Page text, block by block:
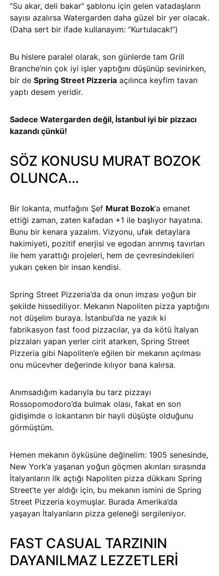
“Su akar, deli bakar” şablonu için gelen vatadaşların
sayısı azalırsa Watergarden daha güzel bir yer olacak.
(Daha sert bir ifade kullanayım: “Kurtulacak!”)
Bu hislere paralel olarak, son günlerde tam Grill
Branche’nin çok iyi işler yaptığını düşünüp sevinirken,
bir de Spring Street Pizzeria açılınca keyfim tavan
yaptı desem yeridir.
Sadece Watergarden değil, İstanbul iyi bir pizzacı
kazandı çünkü!
SÖZ KONUSU MURAT BOZOK
OLUNCA…
Bir lokanta, mutfağını Şef Murat Bozok‘a emanet
ettiği zaman, zaten kafadan +1 ile başlıyor hayatına.
Bunu bir kenara yazalım. Vizyonu, ufak detaylara
hakimiyeti, pozitif enerjisi ve egodan arınmış tavırları
ile hem yarattığı projeleri, hem de çevresindekileri
yukarı çeken bir insan kendisi.
Spring Street Pizzeria’da da onun imzası yoğun bir
şekilde hissediliyor. Mekanın Napoliten pizza yaptığını
not düşelim buraya. İstanbul’da ne yazık ki
fabrikasyon fast food pizzacılar, ya da kötü İtalyan
pizzaları yapan yerler cirit atarken, Spring Street
Pizzeria gibi Napoliten’e eğilen bir mekanın açılması
onu mücevher değerinde kılıyor bana kalırsa.
Anımsadığım kadarıyla bu tarz pizzayı
Rossopomodoro’da bulmak olası, fakat en son
gidişimde o lokantanın bir hayli düşüşte olduğunu
görmüştüm.
Hemen mekanın öyküsüne değinelim: 1905 senesinde,
New York’a yaşanan yoğun göçmen akınları sırasında
İtalyanların ilk açtığı Napoliten pizza dükkanı Spring
Street’te yer aldığı için, bu mekanın ismini de Spring
Street Pizzeria koymuşlar. Burada Amerika’da
yaşayan İtalyanların pizza geleneği sergileniyor.
FAST CASUAL TARZININ
DAYANILMAZ LEZZETLERİ